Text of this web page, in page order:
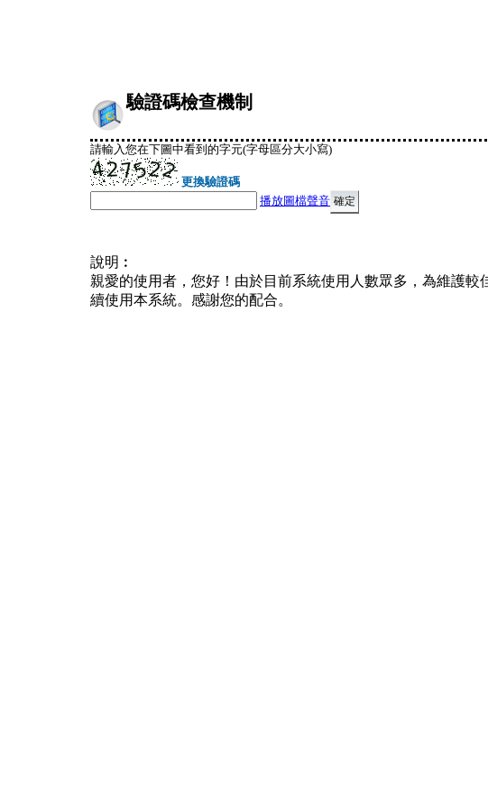
驗證碼檢查機制
請輸入您在下圖中看到的字元(字母區分大小寫)
更換驗證碼
播放圖檔聲音
說明︰
親愛的使用者，您好！由於目前系統使用人數眾多，為維護
續使用本系統。感謝您的配合。